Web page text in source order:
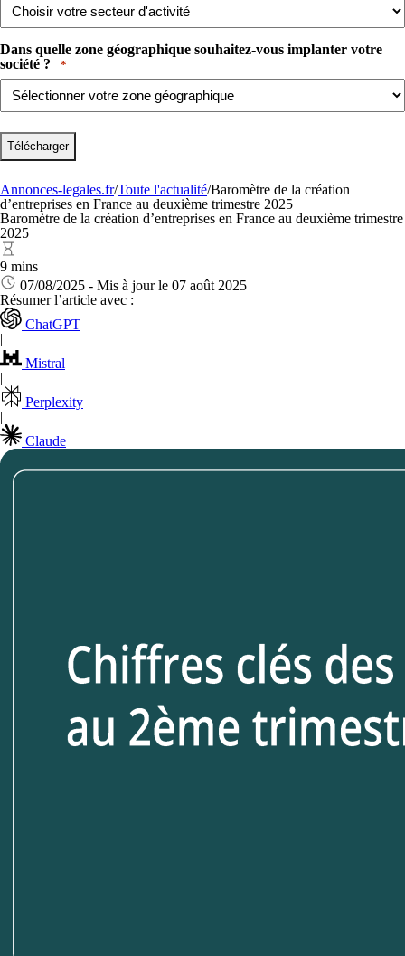
Dans quelle zone géographique souhaitez-vous implanter votre
société ? ​ ​
*
Annonces-legales.fr/Toute l'actualité/Baromètre de la création
d’entreprises en France au deuxième trimestre 2025
Baromètre de la création d’entreprises en France au deuxième trimestre
2025
9 mins
07/08/2025 - Mis à jour le 07 août 2025
Résumer l’article avec :
ChatGPT
|
Mistral
|
Perplexity
|
Claude